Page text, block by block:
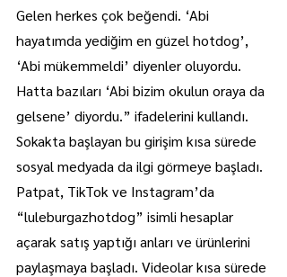
Gelen herkes çok beğendi. ‘Abi
hayatımda yediğim en güzel hotdog’,
‘Abi mükemmeldi’ diyenler oluyordu.
Hatta bazıları ‘Abi bizim okulun oraya da
gelsene’ diyordu.” ifadelerini kullandı.
Sokakta başlayan bu girişim kısa sürede
sosyal medyada da ilgi görmeye başladı.
Patpat, TikTok ve Instagram’da
“luleburgazhotdog” isimli hesaplar
açarak satış yaptığı anları ve ürünlerini
paylaşmaya başladı. Videolar kısa sürede